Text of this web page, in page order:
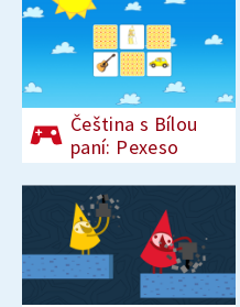
Čeština s Bílou
paní: Pexeso